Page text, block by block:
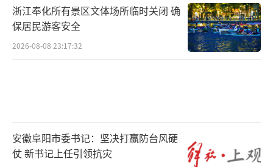
浙江奉化所有景区文体场所临时关闭 确
保居民游客安全
2026-08-08 23:17:32
安徽阜阳市委书记：坚决打赢防台风硬
仗 新书记上任引领抗灾